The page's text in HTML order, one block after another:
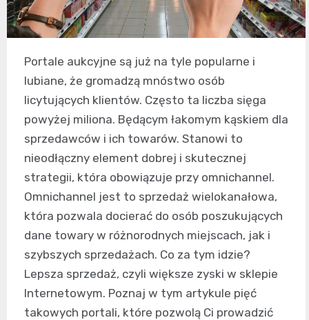
Portale aukcyjne są już na tyle popularne i
lubiane, że gromadzą mnóstwo osób
licytujących klientów. Często ta liczba sięga
powyżej miliona. Będącym łakomym kąskiem dla
sprzedawców i ich towarów. Stanowi to
nieodłączny element dobrej i skutecznej
strategii, która obowiązuje przy omnichannel.
Omnichannel jest to sprzedaż wielokanałowa,
która pozwala docierać do osób poszukujących
dane towary w różnorodnych miejscach, jak i
szybszych sprzedażach. Co za tym idzie?
Lepsza sprzedaż, czyli większe zyski w sklepie
Internetowym. Poznaj w tym artykule pięć
takowych portali, które pozwolą Ci prowadzić